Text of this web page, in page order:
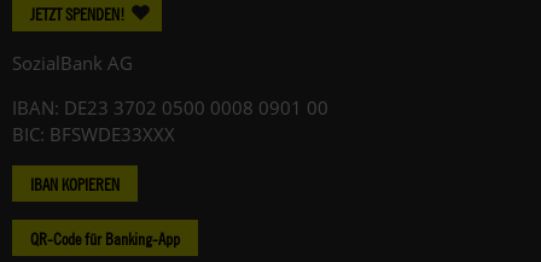
JETZT SPENDEN!
SozialBank AG
IBAN: DE23 3702 0500 0008 0901 00
BIC: BFSWDE33XXX
IBAN KOPIEREN
QR-Code für Banking-App